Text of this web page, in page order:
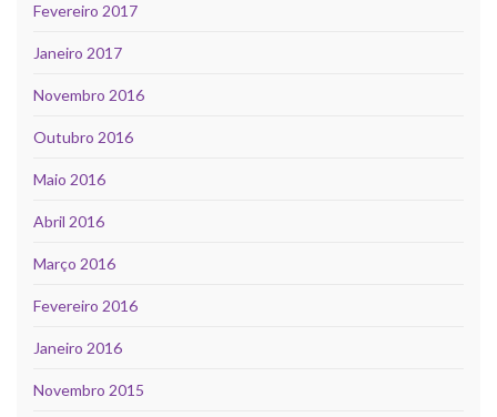
Fevereiro 2017
Janeiro 2017
Novembro 2016
Outubro 2016
Maio 2016
Abril 2016
Março 2016
Fevereiro 2016
Janeiro 2016
Novembro 2015